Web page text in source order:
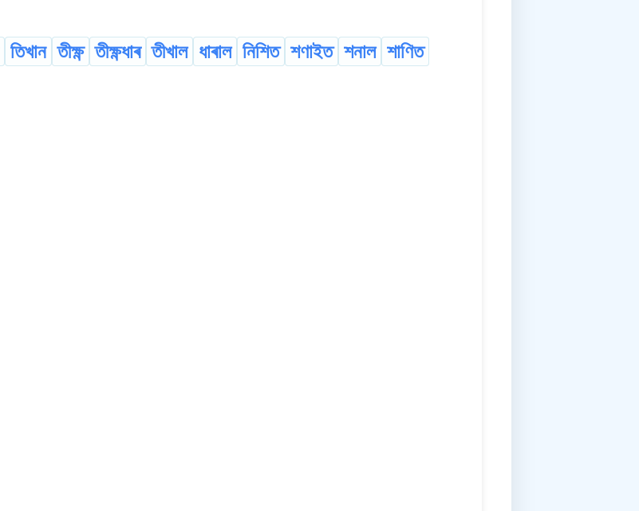
তিখান তীক্ষ্ণ তীক্ষ্ণধাৰ তীখাল ধাৰাল নিশিত শণাইত শনাল শাণিত